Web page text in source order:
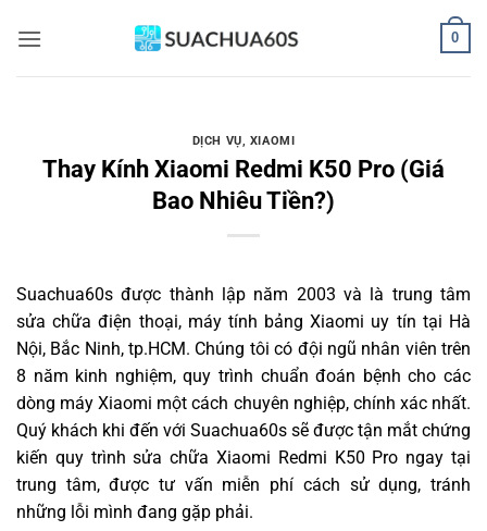
qua
0
DỊCH VỤ, XIAOMI
Thay Kính Xiaomi Redmi K50 Pro (Giá
Bao Nhiêu Tiền?)
Suachua60s được thành lập năm 2003 và là trung tâm
sửa chữa điện thoại, máy tính bảng Xiaomi uy tín tại Hà
Nội, Bắc Ninh, tp.HCM. Chúng tôi có đội ngũ nhân viên trên
8 năm kinh nghiệm, quy trình chuẩn đoán bệnh cho các
dòng máy Xiaomi một cách chuyên nghiệp, chính xác nhất.
Quý khách khi đến với Suachua60s sẽ được tận mắt chứng
kiến quy trình sửa chữa Xiaomi Redmi K50 Pro ngay tại
trung tâm, được tư vấn miễn phí cách sử dụng, tránh
những lỗi mình đang gặp phải.